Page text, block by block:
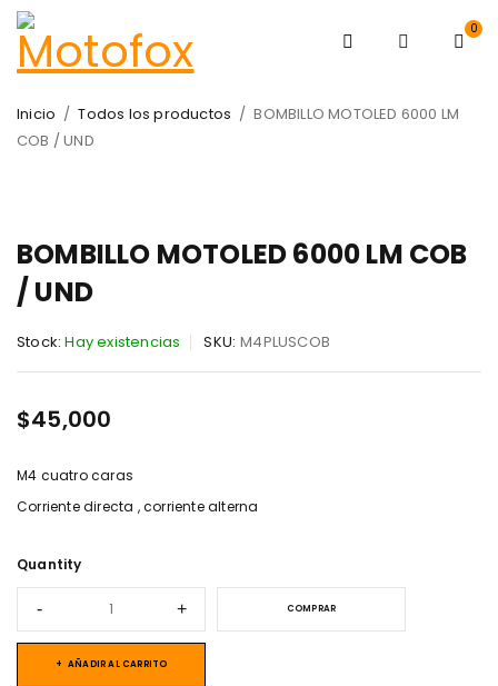
0
Inicio / Todos los productos / BOMBILLO MOTOLED 6000 LM
COB / UND
BOMBILLO MOTOLED 6000 LM COB
/ UND
Stock: Hay existencias SKU: M4PLUSCOB
$45,000
M4 cuatro caras
Corriente directa , corriente alterna
Quantity
AÑADIR AL CARRITO
COMPRAR